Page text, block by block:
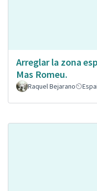
Arreglar la zona
Mas Romeu.
Raquel Bejarano